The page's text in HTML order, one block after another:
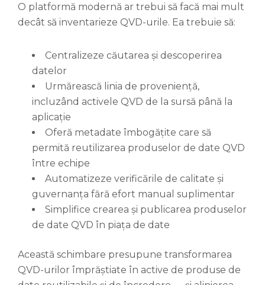
O platformă modernă ar trebui să facă mai mult
decât să inventarieze QVD-urile. Ea trebuie să:
Centralizeze căutarea și descoperirea
datelor
Urmărească linia de proveniență,
incluzând activele QVD de la sursă până la
aplicație
Oferă metadate îmbogățite care să
permită reutilizarea produselor de date QVD
între echipe
Automatizeze verificările de calitate și
guvernanța fără efort manual suplimentar
Simplifice crearea și publicarea produselor
de date QVD în piața de date
Această schimbare presupune transformarea
QVD-urilor împrăștiate în active de produse de